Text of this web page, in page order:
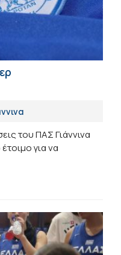
του ΠΑΣ Γιάννινα
για να